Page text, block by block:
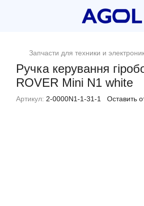
Запчасти для техники и
Ручка керування
ROVER Mini N1 white
Артикул: 2-0000N1-1-31-1 Оставить